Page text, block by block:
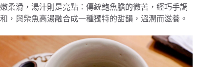
嫩柔滑，湯汁則是亮點：傳統鮑魚膽的微苦，經巧手調
和，與柴魚高湯融合成一種獨特的甜韻，溫潤而滋養。